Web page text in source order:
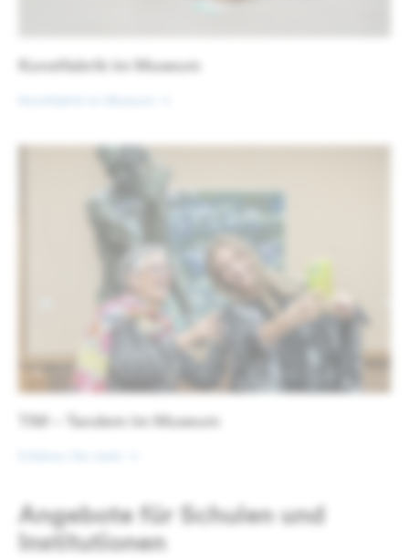
Kunstfabrik im Museum
TiM – Tandem im Museum
Angebote für Schulen und
Institutionen